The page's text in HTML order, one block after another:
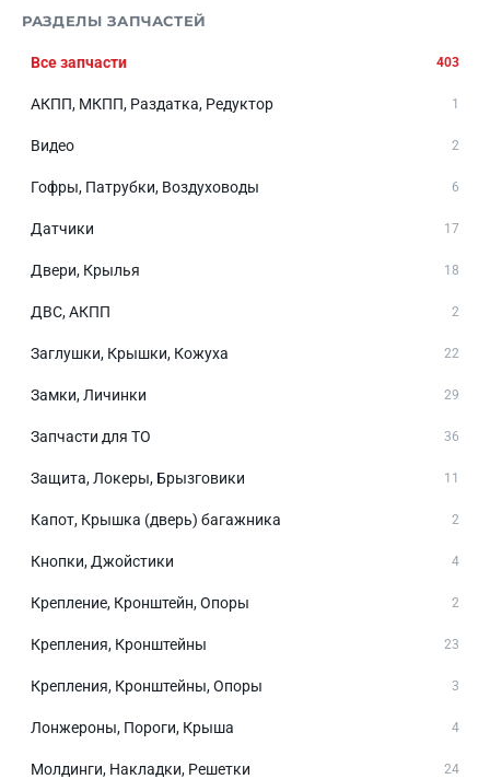
РАЗДЕЛЫ ЗАПЧАСТЕЙ
Все запчасти 403
АКПП, МКПП, Раздатка, Редуктор 1
Видео 2
Гофры, Патрубки, Воздуховоды 6
Датчики 17
Двери, Крылья 18
ДВС, АКПП 2
Заглушки, Крышки, Кожуха 22
Замки, Личинки 29
Запчасти для ТО 36
Защита, Локеры, Брызговики 11
Капот, Крышка (дверь) багажника 2
Кнопки, Джойстики 4
Крепление, Кронштейн, Опоры 2
Крепления, Кронштейны 23
Крепления, Кронштейны, Опоры 3
Лонжероны, Пороги, Крыша 4
Молдинги, Накладки, Решетки 24